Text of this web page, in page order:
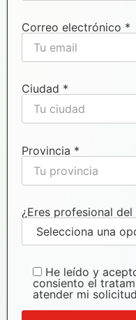
Correo electrónico *
Ciudad *
Provincia *
¿Eres profesional
He leído y
consiento el
atender mi